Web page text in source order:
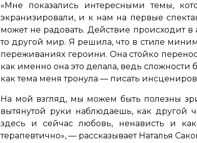
«Мне показались интересными темы,
экранизировали, и к нам на первые
может не радовать. Действие происходит в
то другой мир. Я решила, что в стиле
переживаниях героини. Она стойко
как именно она это делала, ведь сложности
как тема меня тронула — писать
На мой взгляд, мы можем быть полезны
вытянутой руки наблюдаешь, как другой
здесь и сейчас любовь, ненависть и
терапевтично», — рассказывает Наталья